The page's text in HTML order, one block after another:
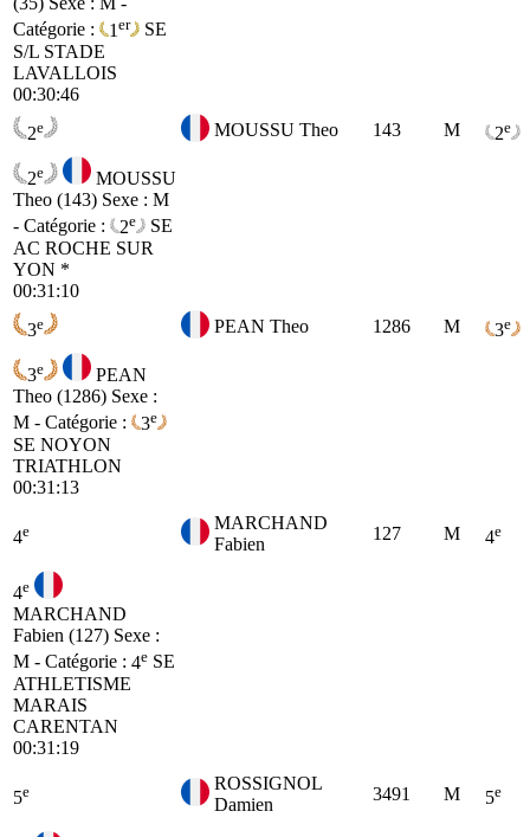
Catégorie :
1 er
SE
S/L STADE
LAVALLOIS
00:30:46
2e MOUSSU Theo 143 M 2e
2e
MOUSSU
Theo (143) Sexe : M
- Catégorie :
2e
SE
AC ROCHE SUR
YON *
00:31:10
3e PEAN Theo 1286 M 3e
3e
PEAN
Theo (1286) Sexe :
M - Catégorie :
3e
SE NOYON
TRIATHLON
00:31:13
4e
MARCHAND
Fabien
127 M 4e
4e
MARCHAND
Fabien (127) Sexe :
M - Catégorie : 4e SE
ATHLETISME
MARAIS
CARENTAN
00:31:19
5e
ROSSIGNOL
Damien
3491 M 5e